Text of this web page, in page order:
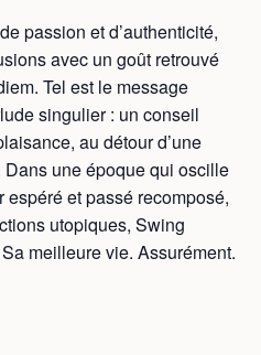
passion et d’authenticité,
avec un goût retrouvé
Tel est le message
singulier : un conseil
au détour d’une
une époque qui oscille
et passé recomposé,
utopiques, Swing
meilleure vie. Assurément.